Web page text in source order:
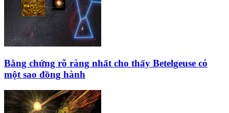
Bằng chứng rõ ràng nhất cho thấy Betelgeuse có
một sao đồng hành